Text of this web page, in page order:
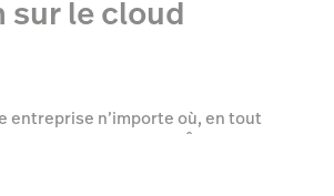
sur le cloud
entreprise n’importe où, en tout
quel appareil. Être dans les